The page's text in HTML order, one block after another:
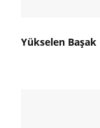
Yükselen